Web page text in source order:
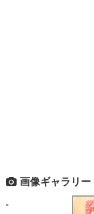
画像ギャラリー